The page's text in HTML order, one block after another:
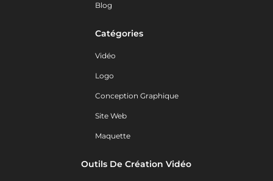
Blog
Catégories
Vidéo
Logo
Conception Graphique
Site Web
Maquette
Outils De Création Vidéo